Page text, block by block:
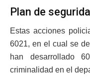
Plan de
Estas acciones
6021, en el cual se
han desarrollado
criminalidad en el